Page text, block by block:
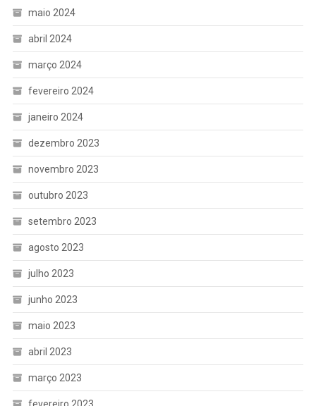
maio 2024
abril 2024
março 2024
fevereiro 2024
janeiro 2024
dezembro 2023
novembro 2023
outubro 2023
setembro 2023
agosto 2023
julho 2023
junho 2023
maio 2023
abril 2023
março 2023
fevereiro 2023